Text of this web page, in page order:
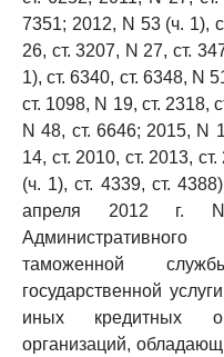
7351; 2012, N 53 (ч. 1),
26, ст. 3207, N 27, ст.
1), ст. 6340, ст. 6348, N
ст. 1098, N 19, ст. 2318,
N 48, ст. 6646; 2015, N
14, ст. 2010, ст. 2013,
(ч. 1), ст. 4339, ст.
апреля 2012 г.
таможенной
государственной
иных кредитных
организаций,